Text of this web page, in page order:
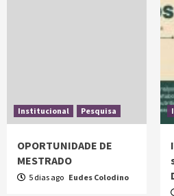
Institucional Pesquisa
OPORTUNIDADE DE
MESTRADO
5 dias ago Eudes Colodino